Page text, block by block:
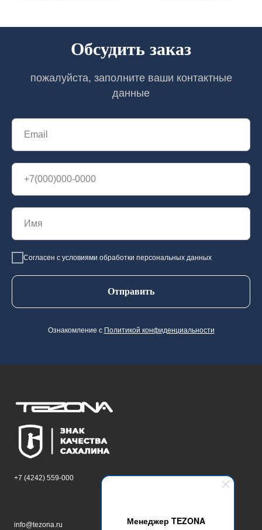
Менеджер TEZONA
Обсудить заказ
пожалуйста, заполните ваши контактные
данные
Согласен с условиями обработки персональных данных
Отправить
Ознакомление с Политикой конфиденциальности
+7 (4242) 559-000
Южно-Сахалинск,
info@tezona.ru Техническая поддержка